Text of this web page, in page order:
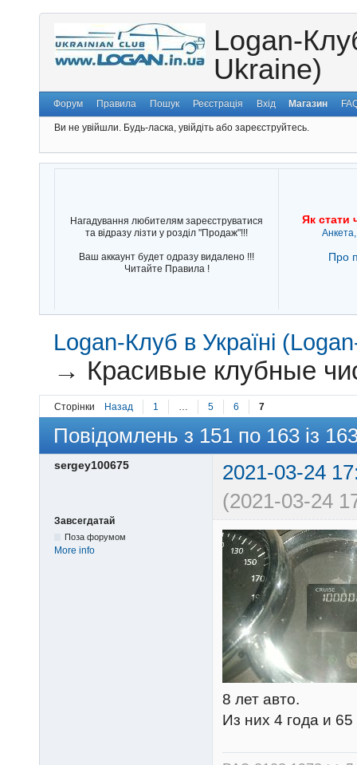
Logan-
Ukraine)
Форум Правила Пошук Реєстрація Вхід Магазин
Ви не увійшли. Будь-ласка, увійдіть або зареєструйтесь.
Нагадування любителям зареєструватися
та відразу лізти у розділ "Продаж"!!!
Ваш аккаунт будет одразу видалено !!!
Читайте Правила !
Як стати
Про
Logan-Клуб в Україні
→ Красивые клубные
Сторінки Назад 1 5 6 7
Повідомлень з 151 по 163 із
sergey100675
2021-03-24
(2021-03-24
Завсегдатай
Поза форумом
More info
8 лет авто.
Из них 4 года и